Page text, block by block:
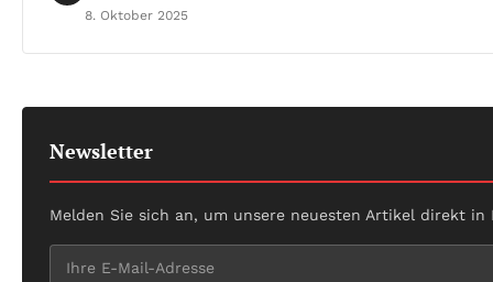
8. Oktober 2025
Newsletter
Melden Sie sich an, um unsere neuesten Artikel direkt